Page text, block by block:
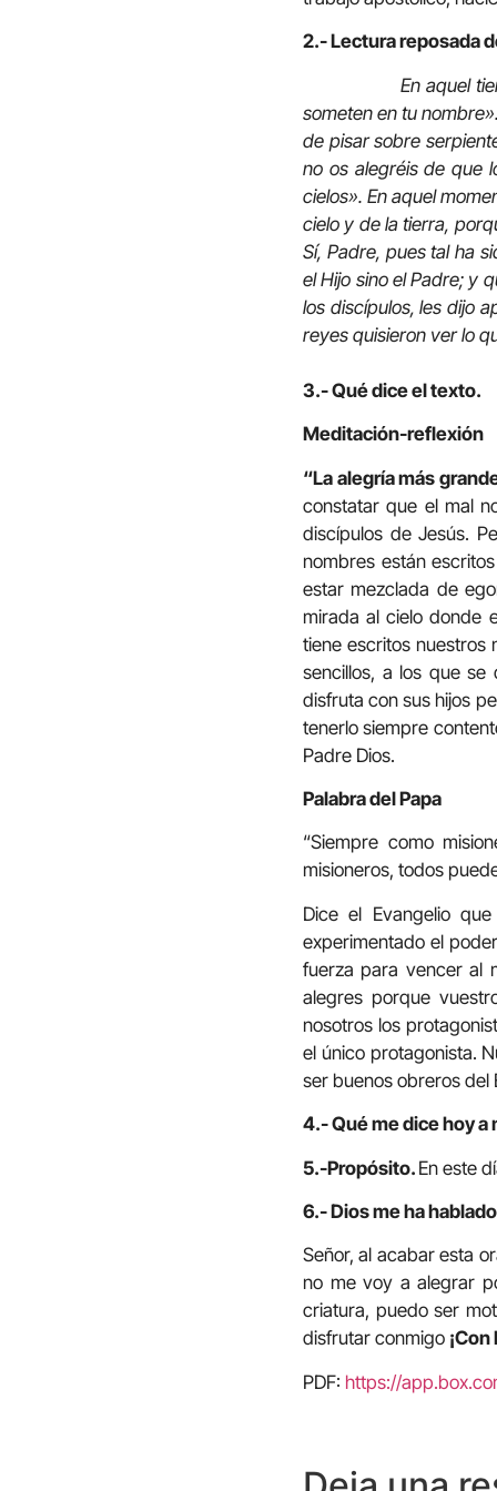
2.- Lectura reposada
En aquel
someten en tu
de pisar sobre
no os alegréis de que
cielos». En aquel
cielo y de la tierra,
Sí, Padre, pues tal ha
el Hijo sino el Padre; y
los discípulos, les dijo
reyes quisieron ver lo
3.- Qué dice el texto.
Meditación-reflexión
“La alegría más
constatar que el mal
discípulos de Jesús.
nombres están
estar mezclada de
mirada al cielo donde
tiene escritos nuestros
sencillos, a los que
disfruta con sus hijos
tenerlo siempre
Padre Dios.
Palabra del Papa
“Siempre como
misioneros, todos
Dice el Evangelio
experimentado el
fuerza para vencer al
alegres porque
nosotros los
el único protagonista.
ser buenos obreros del
4.- Qué me dice hoy a
5.-Propósito. En este
6.- Dios me ha
Señor, al acabar esta
no me voy a alegrar
criatura, puedo ser
disfrutar conmigo
PDF: https://